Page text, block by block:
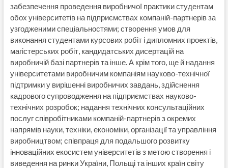
забезпечення проведення виробничої практики студентам
обох університетів на підприємствах компаній-партнерів за
узгодженими спеціальностями; створення умов для
виконання студентами курсових робіт і дипломних проектів,
магістерських робіт, кандидатських дисертацій на
виробничій базі партнерів та інше. А крім того, ще й надання
університетами виробничим компаніям науково-технічної
підтримки у вирішенні виробничих завдань, здійснення
кадрового супроводження на підприємствах науково-
технічних розробок; надання технічних консультаційних
послуг співробітниками компаній-партнерів з окремих
напрямів науки, техніки, економіки, організації та управління
виробництвом; співпраця для подальшого розвитку
інноваційних екосистем університетів з метою створення і
виведення на ринки України, Польщі та інших країн світу